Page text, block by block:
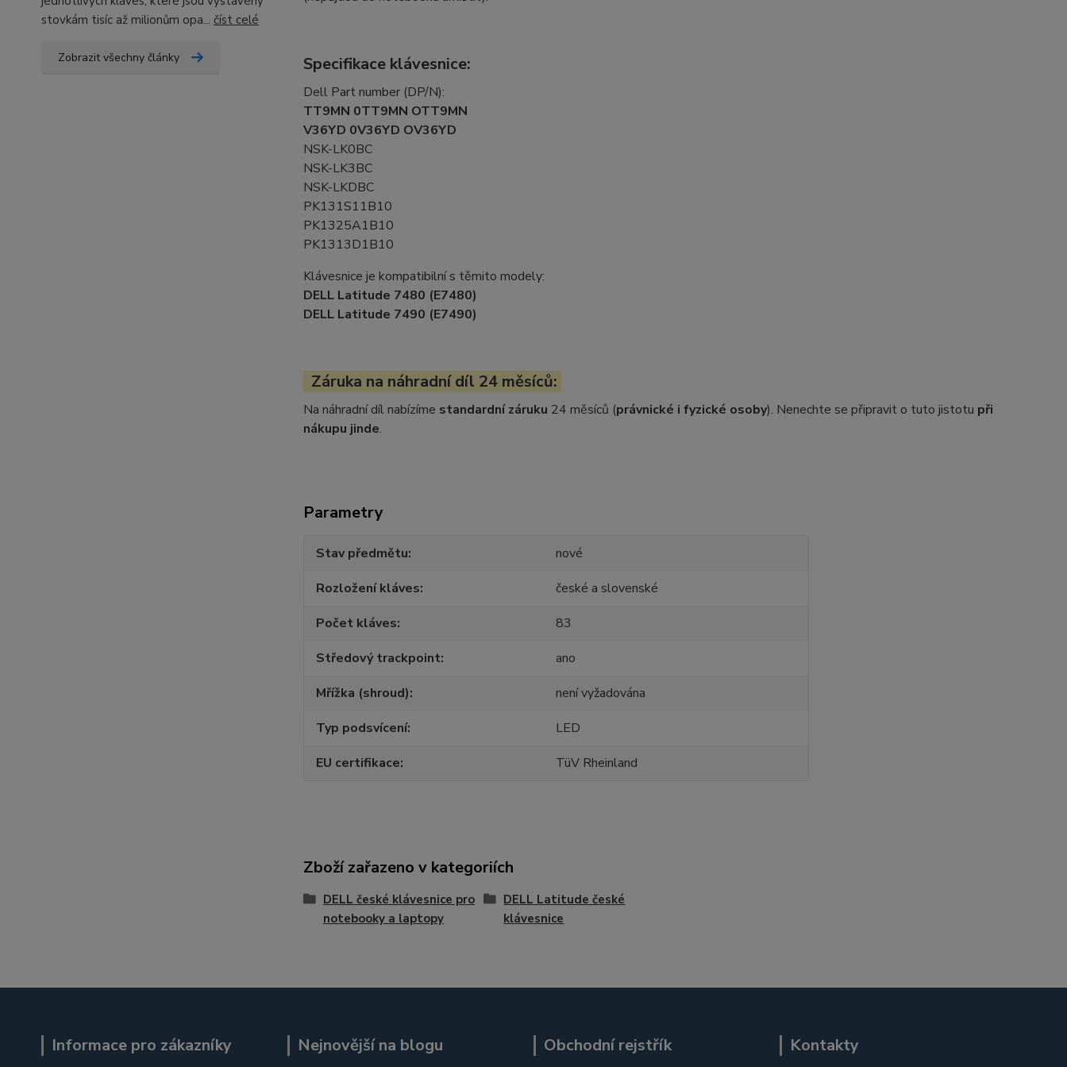
stovkám tisíc až milionům opa... číst celé
Zobrazit všechny články Specifikace klávesnice:
Dell Part number (DP/N):
TT9MN 0TT9MN OTT9MN
V36YD 0V36YD OV36YD
NSK-LK0BC
NSK-LK3BC
NSK-LKDBC
PK131S11B10
PK1325A1B10
PK1313D1B10
Klávesnice je kompatibilní s těmito modely:
DELL Latitude 7480 (E7480)
DELL Latitude 7490 (E7490)
Záruka na náhradní díl 24 měsíců:
Na náhradní díl nabízíme standardní záruku 24 měsíců (právnické i fyzické osoby). Nenechte se připravit o tuto jistotu při
nákupu jinde.
Parametry
Stav předmětu
nové
Rozložení kláves
české a slovenské
Počet kláves
83
Středový trackpoint
ano
Mřížka (shroud)
není vyžadována
Typ podsvícení
LED
EU certifikace
TüV Rheinland
Zboží zařazeno v kategoriích
DELL české klávesnice pro
notebooky a laptopy
DELL Latitude české
klávesnice
Informace pro zákazníky Nejnovější na blogu Obchodní rejstřík Kontakty